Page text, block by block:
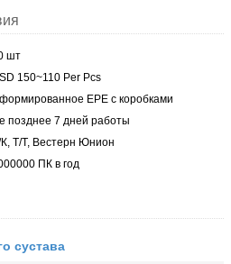
шт
150~110 Per Pcs
EPE с коробками
позднее 7 дней работы
Т/Т, Вестерн Юнион
ПК в год
сустава